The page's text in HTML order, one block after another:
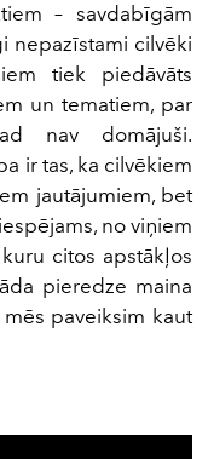
– savdabīgām
nepazīstami cilvēki
tiek piedāvāts
un tematiem, par
nav domājuši.
ir tas, ka cilvēkiem
jautājumiem, bet
no viņiem
citos apstākļos
pieredze maina
paveiksim kaut